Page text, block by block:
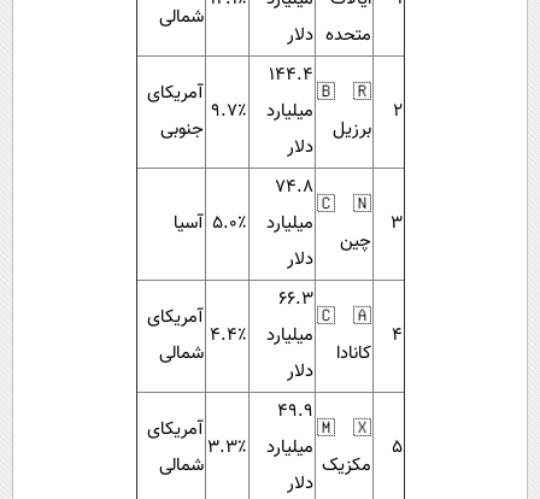
متحده دلار
شمالی
۲
🇧🇷
برزیل
۱۴۴.۴
میلیارد
دلار
۹.۷٪
آمریکای
جنوبی
۳
🇨🇳
چین
۷۴.۸
میلیارد
دلار
۵.۰٪ آسیا
۴
🇨🇦
کانادا
۶۶.۳
میلیارد
دلار
۴.۴٪
آمریکای
شمالی
۵
🇲🇽
مکزیک
۴۹.۹
میلیارد
دلار
۳.۳٪
آمریکای
شمالی